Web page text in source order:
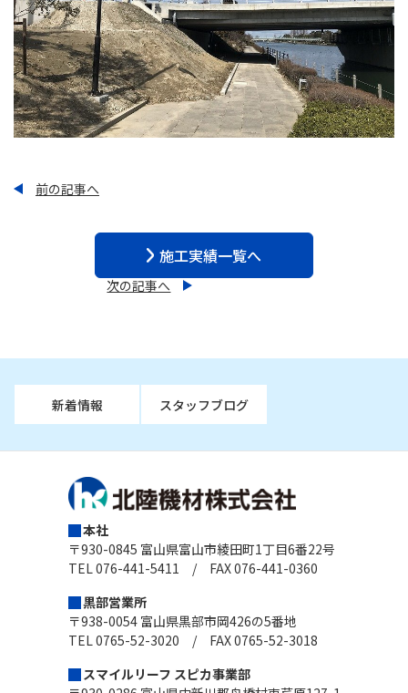
前の記事へ
施工実績一覧へ
次の記事へ
新着情報 スタッフブログ
本社
〒930-0845 富山県富山市綾田町1丁目6番22号
TEL 076-441-5411 / FAX 076-441-0360
黒部営業所
〒938-0054 富山県黒部市岡426の5番地
TEL 0765-52-3020 / FAX 0765-52-3018
スマイルリーフ スピカ事業部